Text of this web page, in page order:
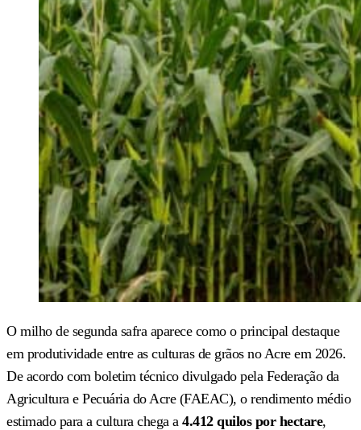
O milho de segunda safra aparece como o principal destaque
em produtividade entre as culturas de grãos no Acre em 2026.
De acordo com boletim técnico divulgado pela Federação da
Agricultura e Pecuária do Acre (FAEAC), o rendimento médio
estimado para a cultura chega a 4.412 quilos por hectare,